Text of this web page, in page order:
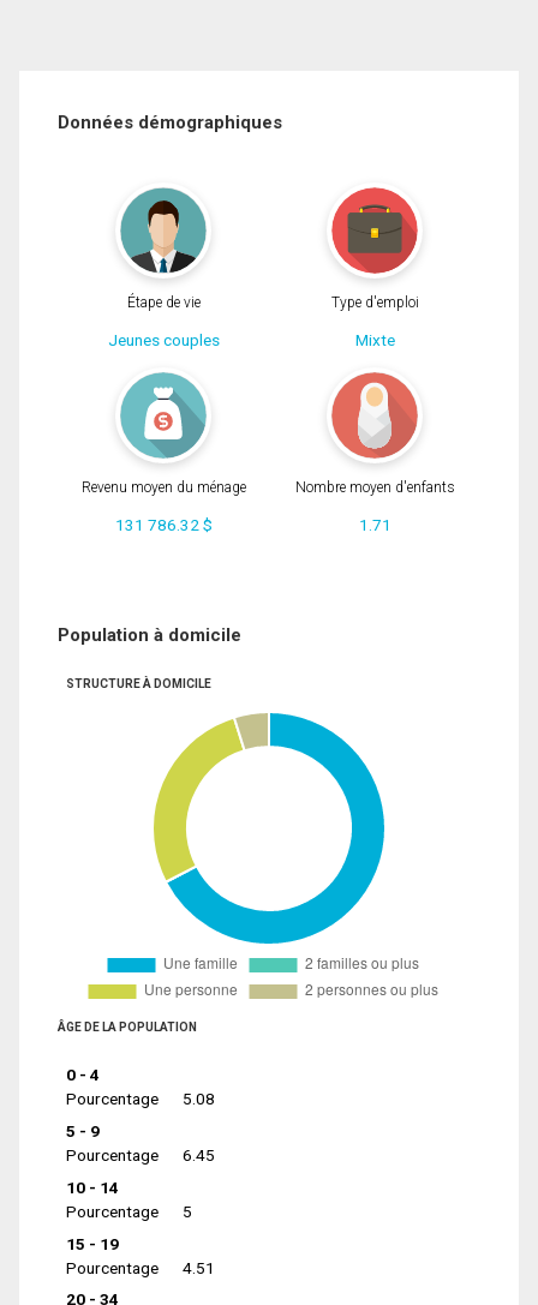
Données démographiques
Étape de vie
Jeunes couples
Type d'emploi
Mixte
Revenu moyen du ménage
131 786.32 $
Nombre moyen d'enfants
1.71
Population à domicile
STRUCTURE À DOMICILE
ÂGE DE LA POPULATION
0 - 4
Pourcentage
5.08
5 - 9
Pourcentage
6.45
10 - 14
Pourcentage
5
15 - 19
Pourcentage
4.51
20 - 34